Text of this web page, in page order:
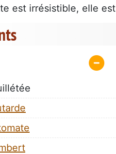
est irrésistible, elle